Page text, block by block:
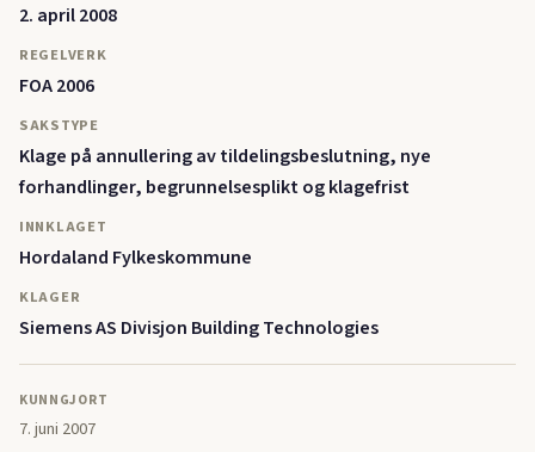
2. april 2008
REGELVERK
FOA 2006
SAKSTYPE
Klage på annullering av tildelingsbeslutning, nye
forhandlinger, begrunnelsesplikt og klagefrist
INNKLAGET
Hordaland Fylkeskommune
KLAGER
Siemens AS Divisjon Building Technologies
KUNNGJORT
7. juni 2007